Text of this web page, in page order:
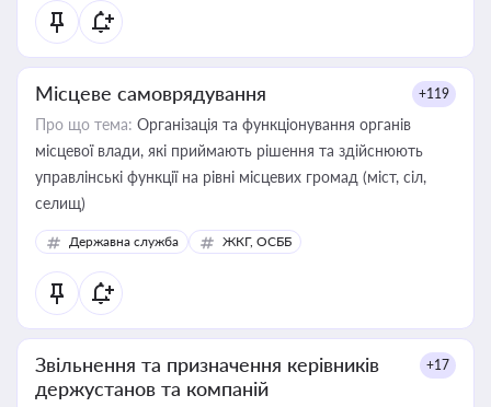
Місцеве самоврядування +119
Про що тема: Організація та функціонування органів
місцевої влади, які приймають рішення та здійснюють
управлінські функції на рівні місцевих громад (міст, сіл,
селищ)
Державна служба ЖКГ, ОСББ
Звільнення та призначення керівників
держустанов та компаній
+17